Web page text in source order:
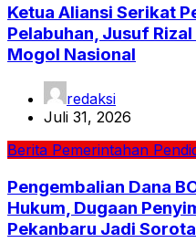
Ketua Aliansi Serikat
Pelabuhan, Jusuf
Mogol Nasional
redaksi
Juli 31, 2026
Berita Pemerintahan
Pengembalian Dana
Hukum, Dugaan
Pekanbaru Jadi